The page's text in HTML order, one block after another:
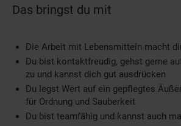
Das bringst du mit
Die Arbeit mit Lebensmitteln macht
Du bist kontaktfreudig, gehst gerne
zu und kannst dich gut ausdrücken
Du legst Wert auf ein gepflegtes
für Ordnung und Sauberkeit
Du bist teamfähig und kannst auch